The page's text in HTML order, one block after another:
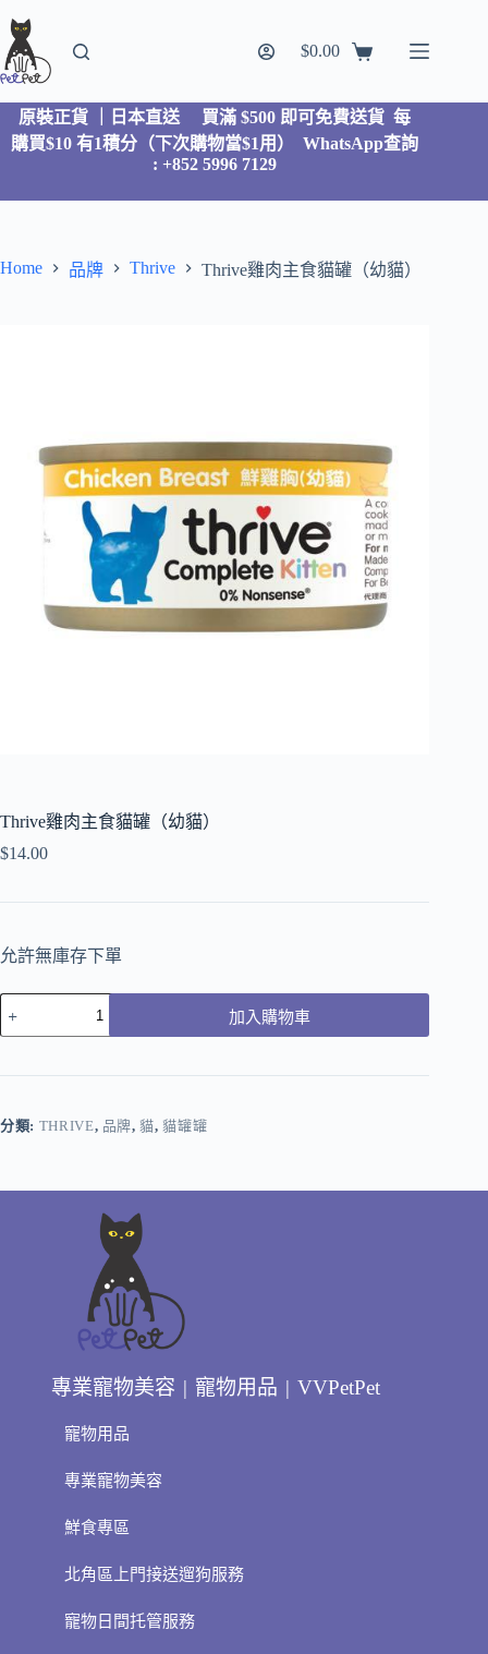
$0.00
原裝正貨 ｜日本直送
買滿 $500 即可免費送貨 每
購買$10 有1積分（下次購物當$1用）WhatsApp查詢
: +852 5996 7129
Home 品牌 Thrive Thrive雞肉主食貓罐（幼貓）
Thrive雞肉主食貓罐（幼貓）
$14.00
允許無庫存下單
加入購物車
分類: THRIVE, 品牌,貓,貓罐罐
專業寵物美容 | 寵物用品 | VVPetPet
寵物用品
專業寵物美容
鮮食專區
北角區上門接送遛狗服務
寵物日間托管服務